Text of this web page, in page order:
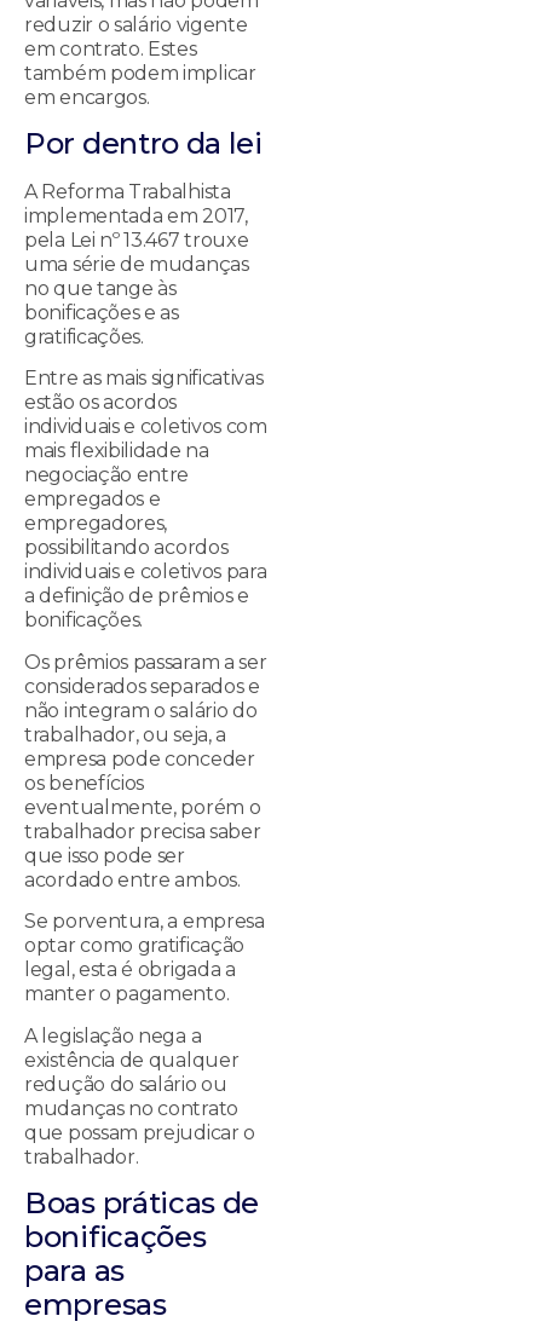
reduzir o salário vigente
em contrato. Estes
também podem implicar
em encargos.
Por dentro da lei
A Reforma Trabalhista
implementada em 2017,
pela Lei nº 13.467 trouxe
uma série de mudanças
no que tange às
bonificações e as
gratificações.
Entre as mais significativas
estão os acordos
individuais e coletivos com
mais flexibilidade na
negociação entre
empregados e
empregadores,
possibilitando acordos
individuais e coletivos para
a definição de prêmios e
bonificações.
Os prêmios passaram a ser
considerados separados e
não integram o salário do
trabalhador, ou seja, a
empresa pode conceder
os benefícios
eventualmente, porém o
trabalhador precisa saber
que isso pode ser
acordado entre ambos.
Se porventura, a empresa
optar como gratificação
legal, esta é obrigada a
manter o pagamento.
A legislação nega a
existência de qualquer
redução do salário ou
mudanças no contrato
que possam prejudicar o
trabalhador.
Boas práticas de
bonificações
para as
empresas